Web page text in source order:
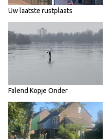
Uw laatste rustplaats
Falend Kopje Onder